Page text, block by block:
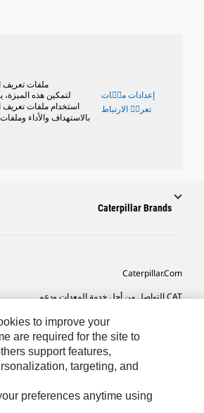
ملفات تعريف
لتمكين هذه
استخدام ملفات تعريف
بالاستهداف والأداء
إعدادات ملٝات
تعريٝ الارتباط
Caterpillar Brands
Caterpillar.com
CAT التواصل من أجل خدمة المعدات ودعم
تفضيلات التسويق الخاصة بي
خريطة الموقع
Cookie Settings
to improve your
are required for the site to
support features,
targeting, and
preferences anytime using